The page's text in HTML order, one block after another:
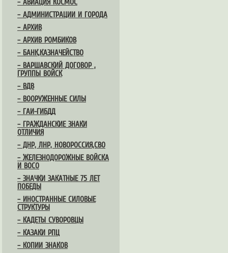
– АВИАЦИЯ КОСМОС
– АДМИНИСТРАЦИИ И ГОРОДА
– АРХИВ
– АРХИВ РОМБИКОВ
– БАНК,КАЗНАЧЕЙСТВО
– ВАРШАВСКИЙ ДОГОВОР ,
ГРУППЫ ВОЙСК
– ВДВ
– ВООРУЖЕННЫЕ СИЛЫ
– ГАИ-ГИБДД
– ГРАЖДАНСКИЕ ЗНАКИ
ОТЛИЧИЯ
– ДНР, ЛНР, НОВОРОССИЯ,СВО
– ЖЕЛЕЗНОДОРОЖНЫЕ ВОЙСКА
И ВОСО
– ЗНАЧКИ ЗАКАТНЫЕ 75 ЛЕТ
ПОБЕДЫ
– ИНОСТРАННЫЕ СИЛОВЫЕ
СТРУКТУРЫ
– КАДЕТЫ СУВОРОВЦЫ
– КАЗАКИ РПЦ
– КОПИИ ЗНАКОВ